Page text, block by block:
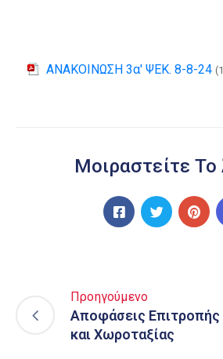
ΑΝΑΚΟΙΝΩΣΗ 3α' ΨΕΚ. 8-8-24
Μοιραστείτε Το
Προηγούμενο
Αποφάσεις Επιτροπής
και Χωροταξίας